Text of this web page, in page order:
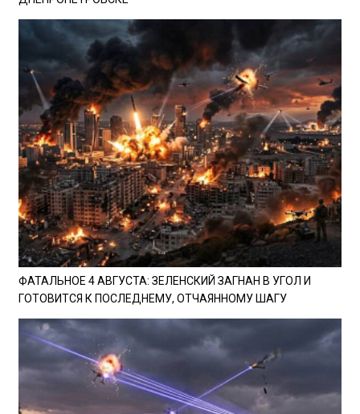
ФАТАЛЬНОЕ 4 АВГУСТА: ЗЕЛЕНСКИЙ ЗАГНАН В УГОЛ И
ГОТОВИТСЯ К ПОСЛЕДНЕМУ, ОТЧАЯННОМУ ШАГУ